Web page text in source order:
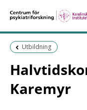
Föregående sida:
Utbildning
Karemyr